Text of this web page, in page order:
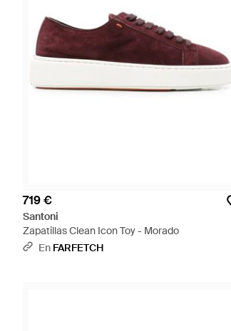
719 €
Santoni
Zapatillas Clean Icon Toy - Morado
En FARFETCH